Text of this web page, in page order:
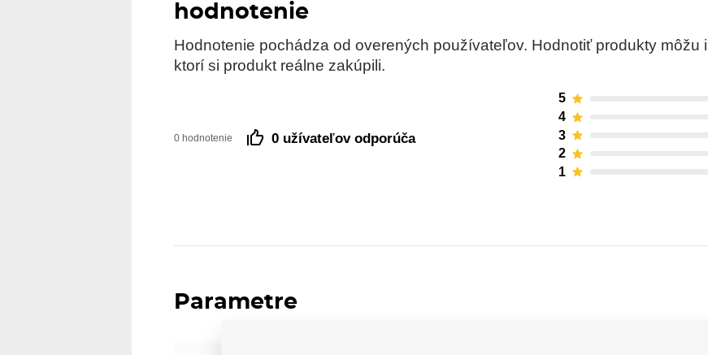
hodnotenie
Hodnotenie pochádza od overených používateľov. Hodnotiť produkty môžu
ktorí si produkt reálne zakúpili.
0 hodnotenie 0 užívateľov odporúča
5
4
3
2
1
Parametre